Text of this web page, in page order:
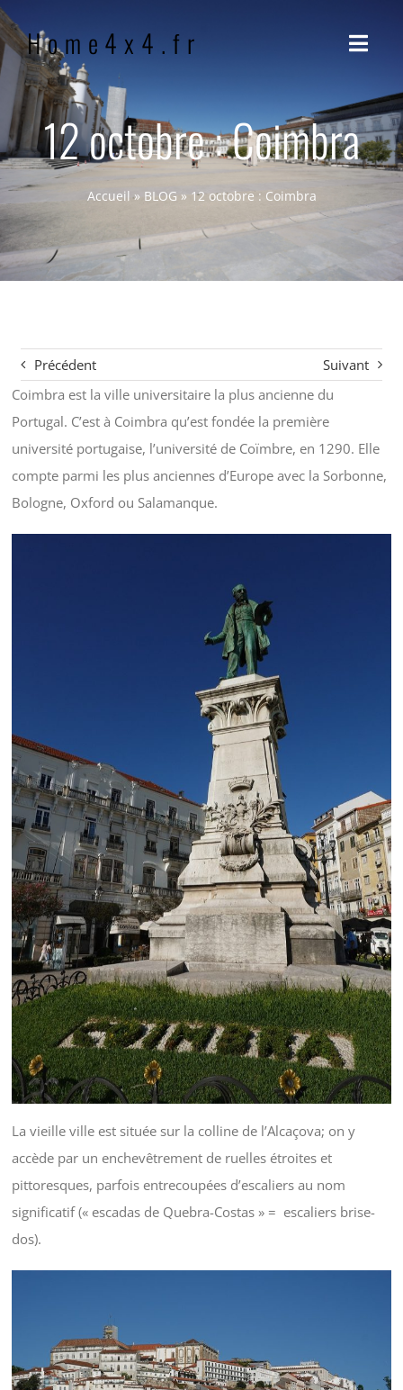
Passer
au
contenu
Home4x4.fr
QUI SOMMES-NOUS ?
NOTRE PHILOSOPHIE
CONTACT
12 octobre : Coimbra
Accueil » BLOG » 12 octobre : Coimbra
Précédent
Suivant
Coimbra est la ville universitaire la plus ancienne du
Portugal. C’est à Coimbra qu’est fondée la première
université portugaise, l’université de Coïmbre, en 1290. Elle
compte parmi les plus anciennes d’Europe avec la Sorbonne,
Bologne, Oxford ou Salamanque.
La vieille ville est située sur la colline de l’Alcaçova; on y
accède par un enchevêtrement de ruelles étroites et
pittoresques, parfois entrecoupées d’escaliers au nom
significatif (« escadas de Quebra-Costas » = escaliers brise-
dos).